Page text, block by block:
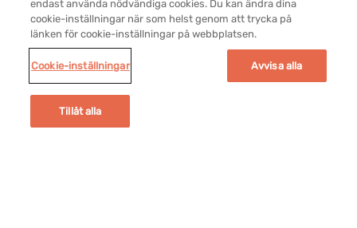
Användarvillkor
Integritetsskyddspolicy
endast använda nödvändiga cookies. Du kan ändra dina
cookie-inställningar när som helst genom att trycka på
länken för cookie-inställningar på webbplatsen.
Cookie-inställningar Avvisa alla
Tillåt alla